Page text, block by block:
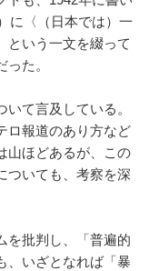
に〈（日本では）一
という一文を綴って
た。
て言及している。
ロ報道のあり方など
山ほどあるが、この
ついても、考察を深
を批判し、「普遍的
、いざとなれば「暴